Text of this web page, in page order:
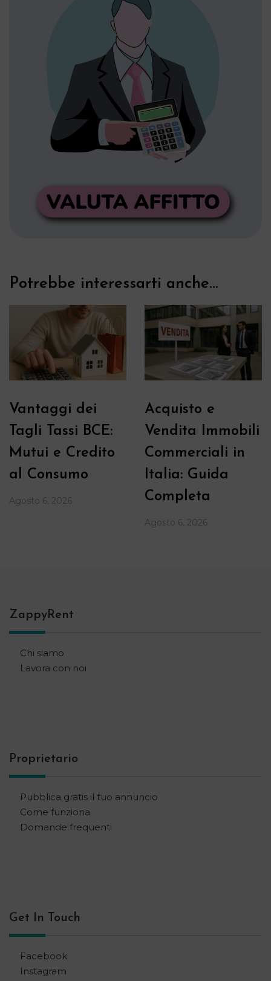
Potrebbe interessarti anche...
Vantaggi dei
Tagli Tassi BCE:
Mutui e Credito
al Consumo
Agosto 6, 2026
Acquisto e
Vendita Immobili
Commerciali in
Italia: Guida
Completa
Agosto 6, 2026
ZappyRent
Chi siamo
Lavora con noi
Proprietario
Pubblica gratis il tuo annuncio
Come funziona
Domande frequenti
Get In Touch
Facebook
Instagram